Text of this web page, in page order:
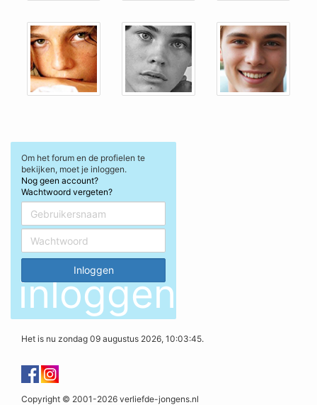
inloggen
Om het forum en de profielen te
bekijken, moet je inloggen.
Nog geen account?
Wachtwoord vergeten?
Het is nu zondag 09 augustus 2026, 10:03:45.
Copyright © 2001-2026 verliefde-jongens.nl